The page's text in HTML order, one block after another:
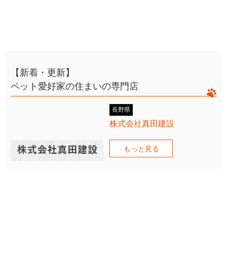
【新着・更新】
ペット愛好家の住まいの専門店
長野県
株式会社真田建設
もっと見る